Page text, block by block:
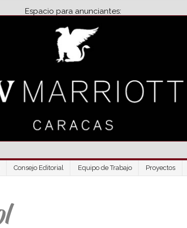
Espacio para anunciantes:
Consejo Editorial Equipo de Trabajo Proyectos